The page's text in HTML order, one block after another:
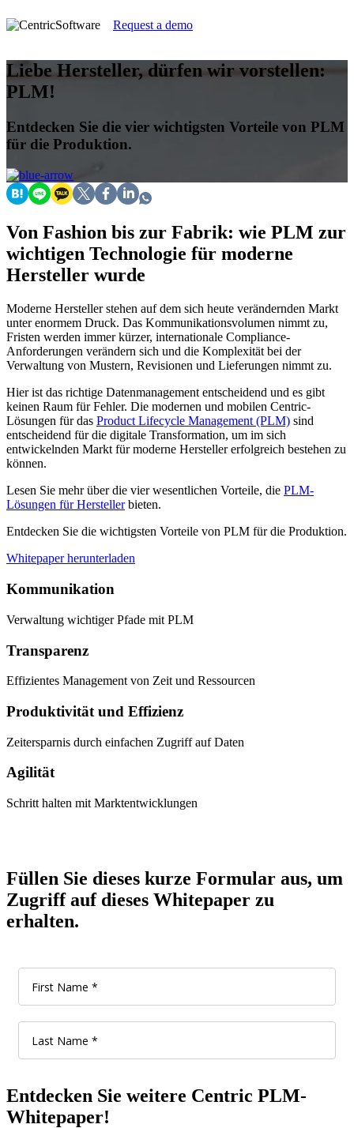
Request a demo
Liebe Hersteller, dürfen wir vorstellen:
PLM!
Entdecken Sie die vier wichtigsten Vorteile von PLM
für die Produktion.
Von Fashion bis zur Fabrik: wie PLM zur
wichtigen Technologie für moderne
Hersteller wurde
Moderne Hersteller stehen auf dem sich heute verändernden Markt
unter enormem Druck. Das Kommunikationsvolumen nimmt zu,
Fristen werden immer kürzer, internationale Compliance-
Anforderungen verändern sich und die Komplexität bei der
Verwaltung von Mustern, Revisionen und Lieferungen nimmt zu.
Hier ist das richtige Datenmanagement entscheidend und es gibt
keinen Raum für Fehler. Die modernen und mobilen Centric-
Lösungen für das Product Lifecycle Management (PLM) sind
entscheidend für die digitale Transformation, um im sich
entwickelnden Markt für moderne Hersteller erfolgreich bestehen zu
können.
Lesen Sie mehr über die vier wesentlichen Vorteile, die PLM-
Lösungen für Herstellerbieten.
Entdecken Sie die wichtigsten Vorteile von PLM für die Produktion.
Whitepaper herunterladen
Kommunikation
Verwaltung wichtiger Pfade mit PLM
Transparenz
Effizientes Management von Zeit und Ressourcen
Produktivität und Effizienz
Zeitersparnis durch einfachen Zugriff auf Daten
Agilität
Schritt halten mit Marktentwicklungen
Füllen Sie dieses kurze Formular aus, um
Zugriff auf dieses Whitepaper zu
erhalten.
Entdecken Sie weitere Centric PLM-
Whitepaper!